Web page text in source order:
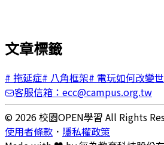
文章標籤
# 拖延症# 八角框架# 電玩如何改變
客服信箱：ecc@campus.org.tw
© 2026 校園OPEN學習 All Rights
使用者條款 ． 隱私權政策